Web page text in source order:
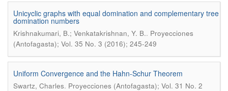
Unicyclic graphs with equal domination and complementary tree
domination numbers
Krishnakumari, B.; Venkatakrishnan, Y. B.. Proyecciones
(Antofagasta); Vol. 35 No. 3 (2016); 245-249
Uniform Convergence and the Hahn-Schur Theorem
Swartz, Charles. Proyecciones (Antofagasta); Vol. 31 No. 2